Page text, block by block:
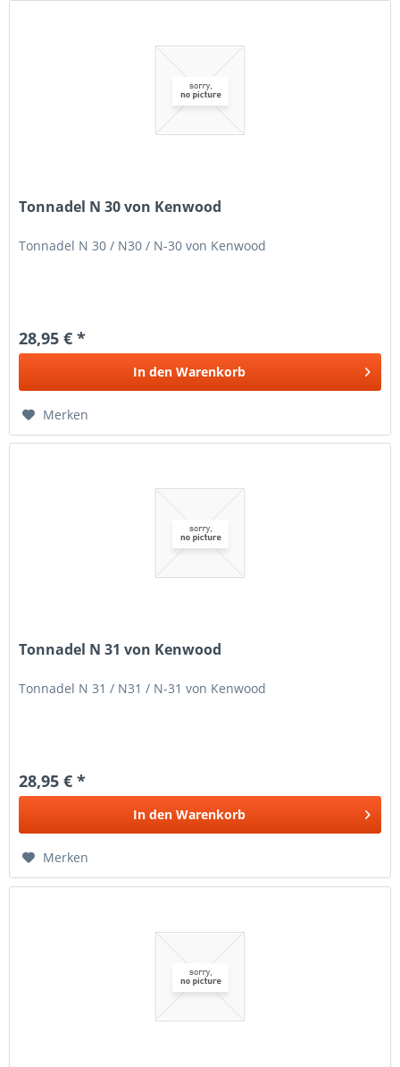
Tonnadel N 30 von Kenwood
Tonnadel N 30 / N30 / N-30 von Kenwood
28,95 € *
In den Warenkorb
Merken
Tonnadel N 31 von Kenwood
Tonnadel N 31 / N31 / N-31 von Kenwood
28,95 € *
In den Warenkorb
Merken